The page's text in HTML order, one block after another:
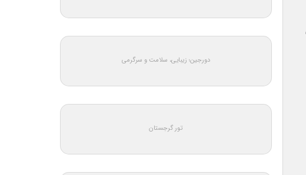
دورجین؛ زیبایی، سلامت و سرگرمی
تور گرجستان